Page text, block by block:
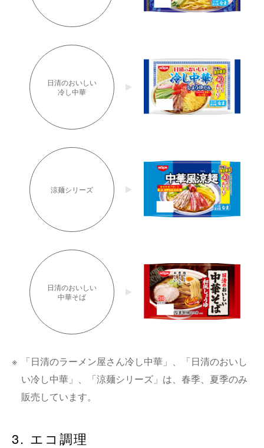
日清のおいしい
冷し中華
涼麺シリーズ
日清のおいしい
中華そば
※
「日清のラーメン屋さん冷し中華」、「日清のおいし
い冷し中華」、「涼麺シリーズ」は、春季、夏季のみ
販売しています。
3. エコ調理